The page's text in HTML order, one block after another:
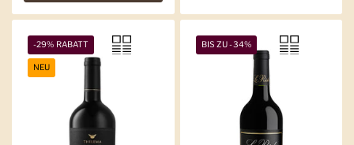
-29% RABATT
NEU
BIS ZU -34%